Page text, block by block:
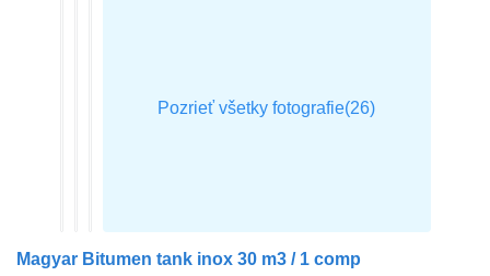
Magyar Bitumen tank inox 30 m3 / 1 comp